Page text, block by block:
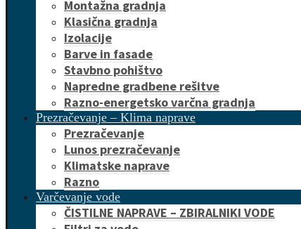
Montažna gradnja
Klasična gradnja
Izolacije
Barve in fasade
Stavbno pohištvo
Napredne gradbene rešitve
Razno-energetsko varčna gradnja
Prezračevanje – Klima naprave
Prezračevanje
Lunos prezračevanje
Klimatske naprave
Razno
Varčevanje vode
ČISTILNE NAPRAVE – ZBIRALNIKI VODE